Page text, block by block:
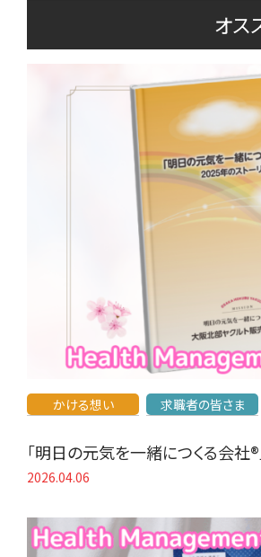
オス
かける想い 求職者の皆さま
「明日の元気を一緒につくる会社
2026.04.06